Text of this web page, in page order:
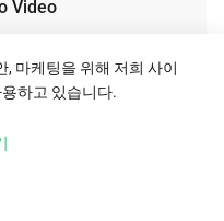
Video
, 마케팅을 위해 저희 사이
하고 있습니다.